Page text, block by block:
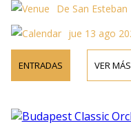
De San
jue 13 ago
ENTRADAS VER